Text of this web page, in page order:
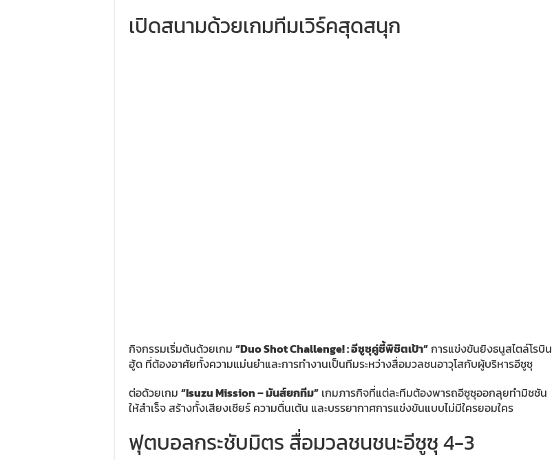
เปิดสนามด้วยเกมทีมเวิร์คสุดสนุก
กิจกรรมเริ่มต้นด้วยเกม “Duo Shot Challenge! : อีซูซุคู่ซี้พิชิตเป้า”การแข่งขันยิงธนูสไตล์โรบิน
ฮู้ด ที่ต้องอาศัยทั้งความแม่นยำและการทำงานเป็นทีมระหว่างสื่อมวลชนอาวุโสกับผู้บริหารอีซูซุ
ต่อด้วยเกม “Isuzu Mission – มันส์ยกทีม” เกมภารกิจที่แต่ละทีมต้องพารถอีซูซุออกลุยทำมิชชัน
ให้สำเร็จ สร้างทั้งเสียงเชียร์ ความตื่นเต้น และบรรยากาศการแข่งขันแบบไม่มีใครยอมใคร
ฟุตบอลกระชับมิตร สื่อมวลชนชนะอีซูซุ 4-3